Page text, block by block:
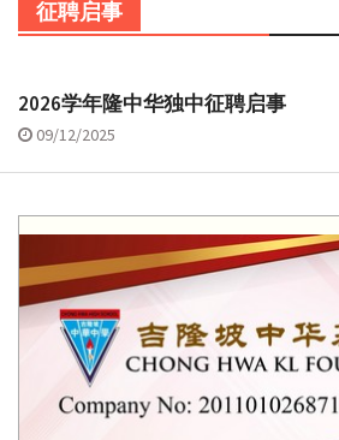
征聘启事
2026学年隆中华独中征聘启事
09/12/2025